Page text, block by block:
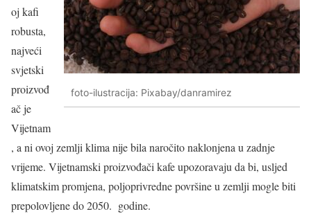
foto-ilustracija: Pixabay/danramirez
oj kafi
robusta,
najveći
svjetski
proizvođ
ač je
Vijetnam
, a ni ovoj zemlji klima nije bila naročito naklonjena u zadnje
vrijeme. Vijetnamski proizvođači kafe upozoravaju da bi, usljed
klimatskim promjena, poljoprivredne površine u zemlji mogle biti
prepolovljene do 2050. godine.